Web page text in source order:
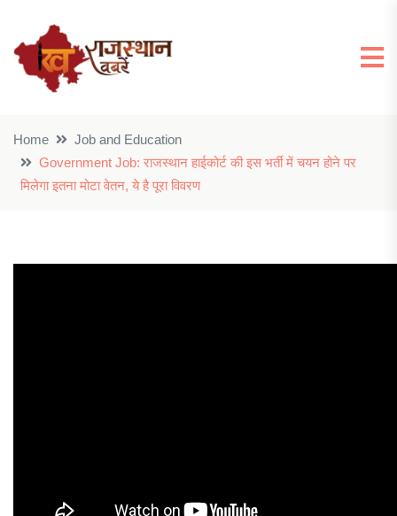
Home
Job and Education
Government Job: राजस्थान हाईकोर्ट की इस भर्ती में चयन होने पर
मिलेगा इतना मोटा वेतन, ये है पूरा विवरण